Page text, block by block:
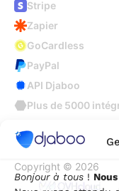
Bonjour à tous !
Stripe
Zapier
GoCardless
PayPal
API Djaboo
Plus de 5000
Copyright © 2026